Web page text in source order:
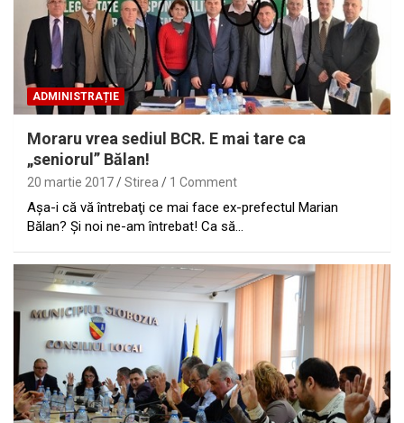
ADMINISTRAȚIE
Moraru vrea sediul BCR. E mai tare ca
„seniorul” Bălan!
20 martie 2017 Stirea 1 Comment
Aşa-i că vă întrebaţi ce mai face ex-prefectul Marian
Bălan? Şi noi ne-am întrebat! Ca să…